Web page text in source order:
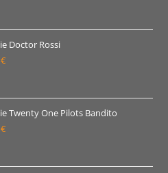
od
19.00 €
do
Doctor Rossi
€Raspon
od
19.00 €
do
Twenty One Pilots Bandito
€Raspon
od